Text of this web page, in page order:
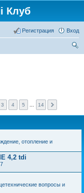
Клуб
Вход
Регистрация
3 4 5 14
отопление и
4,2 tdi
вопросы и